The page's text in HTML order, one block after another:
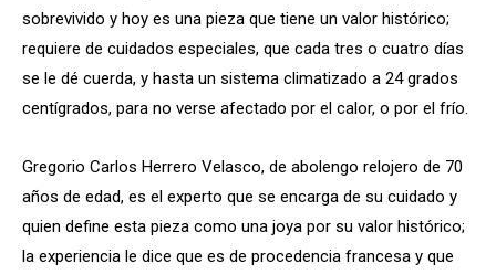
sobrevivido y hoy es una pieza que tiene un valor histórico;
requiere de cuidados especiales, que cada tres o cuatro días
se le dé cuerda, y hasta un sistema climatizado a 24 grados
centígrados, para no verse afectado por el calor, o por el frío.
Gregorio Carlos Herrero Velasco, de abolengo relojero de 70
años de edad, es el experto que se encarga de su cuidado y
quien define esta pieza como una joya por su valor histórico;
la experiencia le dice que es de procedencia francesa y que